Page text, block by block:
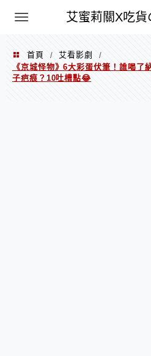
艾蜜莉關X吃貨
PXN
首頁 / 艾看影劇
/
《京城怪物》6大彩蛋伏筆！誰喝了
子疤痕？10吐槽點😂